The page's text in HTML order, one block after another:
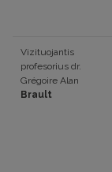
Vizituojantis
profesorius dr.
Grégoire Alan
Brault